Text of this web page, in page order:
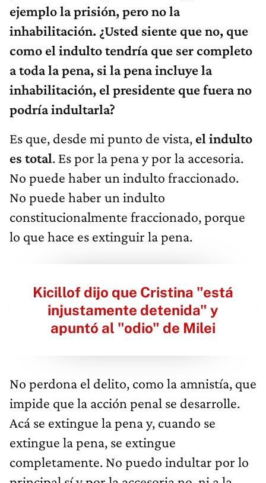
ejemplo la prisión, pero no la
inhabilitación. ¿Usted siente que no, que
como el indulto tendría que ser completo
a toda la pena, si la pena incluye la
inhabilitación, el presidente que fuera no
podría indultarla?
Es que, desde mi punto de vista, el indulto
es total. Es por la pena y por la accesoria.
No puede haber un indulto fraccionado.
No puede haber un indulto
constitucionalmente fraccionado, porque
lo que hace es extinguir la pena.
Kicillof dijo que Cristina "está
injustamente detenida" y
apuntó al "odio" de Milei
No perdona el delito, como la amnistía, que
impide que la acción penal se desarrolle.
Acá se extingue la pena y, cuando se
extingue la pena, se extingue
completamente. No puedo indultar por lo